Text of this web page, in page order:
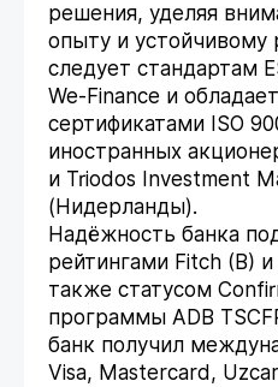
решения, уделяя
опыту и устойчивому
следует стандартам
We-Finance и
сертификатами ISO
иностранных
и Triodos Investment
(Нидерланды).
Надёжность банка
рейтингами Fitch (B)
также статусом
программы ADB
банк получил
Visa, Mastercard,